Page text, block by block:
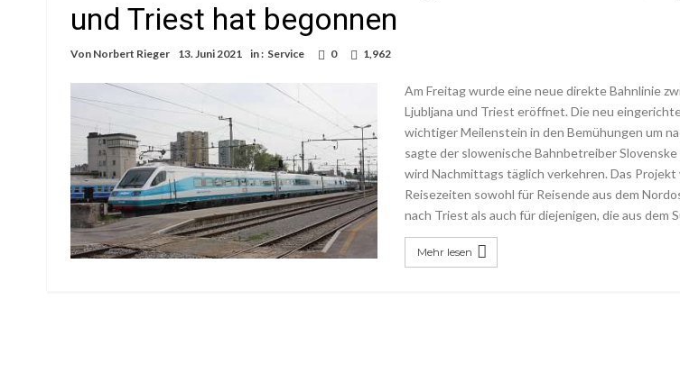
und Triest hat begonnen
Von Norbert Rieger 13. Juni 2021 in : Service 0 1,962
Am Freitag wurde eine neue direkte Bahnlinie
Ljubljana und Triest eröffnet. Die neu
wichtiger Meilenstein in den Bemühungen um
sagte der slowenische Bahnbetreiber Slovenske
wird Nachmittags täglich verkehren. Das Projekt
Reisezeiten sowohl für Reisende aus dem
nach Triest als auch für diejenigen, die aus dem
Mehr lesen